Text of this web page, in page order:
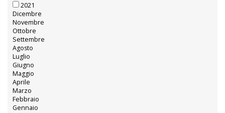
2021
Dicembre
Novembre
Ottobre
Settembre
Agosto
Luglio
Giugno
Maggio
Aprile
Marzo
Febbraio
Gennaio